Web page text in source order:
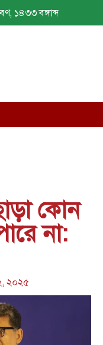
১৪৩৩ বঙ্গাব্দ
কোন
না:
২০২৫